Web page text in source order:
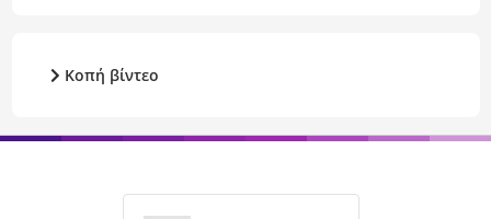
Κοπή βίντεο